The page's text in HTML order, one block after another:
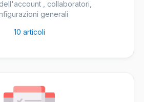
, collaboratori,
generali
10 articoli